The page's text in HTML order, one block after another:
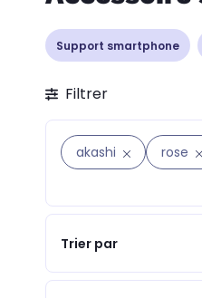
Support smartphone
Filtrer
akashi rose
Trier par